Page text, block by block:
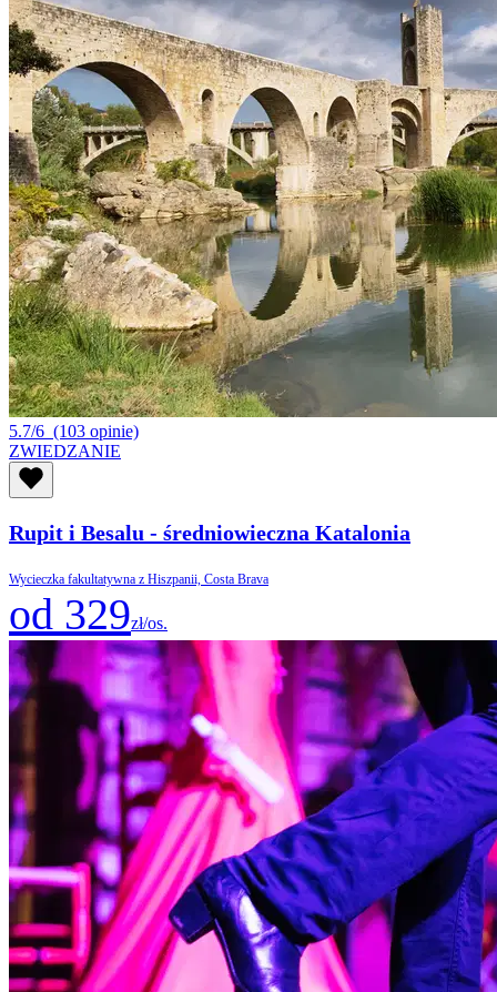
5.7/6 (103 opinie)
ZWIEDZANIE
Rupit i Besalu - średniowieczna Katalonia
Wycieczka fakultatywna z Hiszpanii, Costa Brava
od 329zł/os.